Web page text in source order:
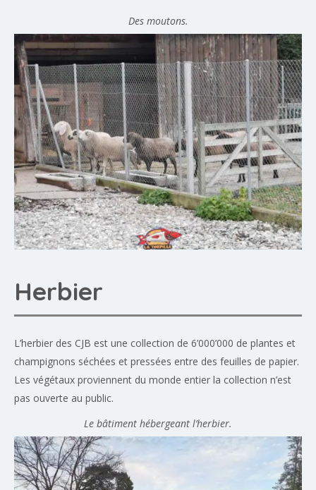
Des moutons.
Herbier
L’herbier des CJB est une collection de 6’000’000 de plantes et
champignons séchées et pressées entre des feuilles de papier.
Les végétaux proviennent du monde entier la collection n’est
pas ouverte au public.
Le bâtiment hébergeant l’herbier.